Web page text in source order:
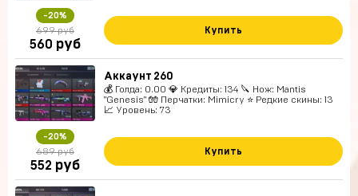
-20%
699 руб
560 руб
Купить
Аккаунт 260
💰 Голда: 0.00 💎 Кредиты: 134 🔪 Нож: Mantis
"Genesis" 🧤 Перчатки: Mimicry ⭐️ Редкие скины: 13
📈 Уровень: 73
-20%
689 руб
552 руб
Купить